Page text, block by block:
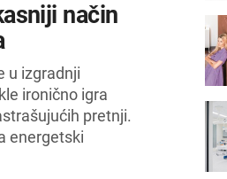
način
u izgradnji
ironično igra
pretnji.
energetski